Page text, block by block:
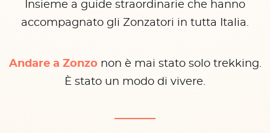
Insieme a guide straordinarie che hanno
accompagnato gli Zonzatori in tutta Italia.
Andare a Zonzonon è mai stato solo trekking.
È stato un modo di vivere.